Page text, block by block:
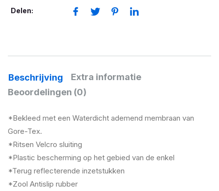
Delen:
Beschrijving
Extra informatie
Beoordelingen (0)
*Bekleed met een Waterdicht ademend membraan van
Gore-Tex.
*Ritsen Velcro sluiting
*Plastic bescherming op het gebied van de enkel
*Terug reflecterende inzetstukken
*Zool Antislip rubber